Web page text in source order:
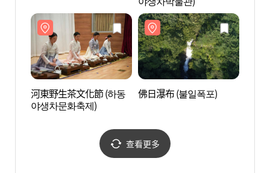
河東野生茶文化節 (하동
야생차문화축제)
佛日瀑布 (불일폭포)
查看更多